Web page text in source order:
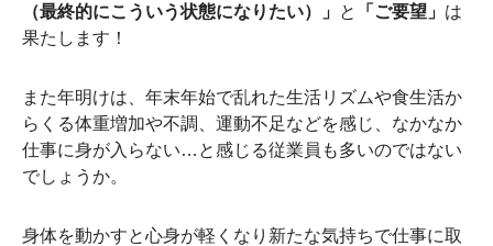
（最終的にこういう状態になりたい）」 と 「ご要望」 は
果たします！
また年明けは、年末年始で乱れた生活リズムや食生活か
らくる体重増加や不調、運動不足などを感じ、なかなか
仕事に身が入らない…と感じる従業員も多いのではない
でしょうか。
身体を動かすと心身が軽くなり新たな気持ちで仕事に取